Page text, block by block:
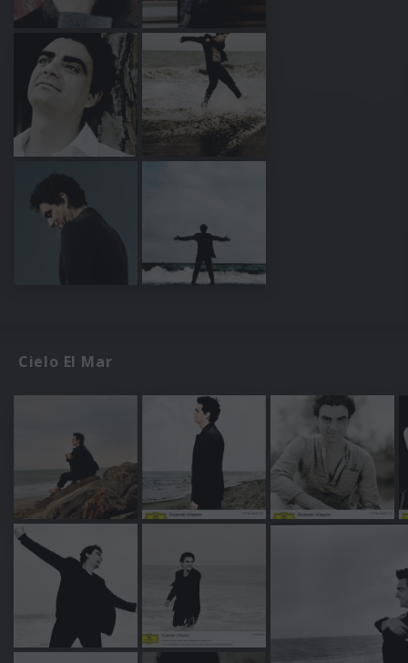
Cielo El Mar